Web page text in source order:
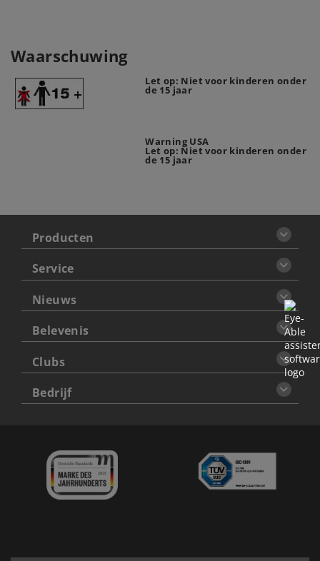
Waarschuwing
Let op: Niet voor kinderen onder
de 15 jaar
Warning USA
Let op: Niet voor kinderen onder
de 15 jaar
Producten
Service
Nieuws
Belevenis
Clubs
Bedrijf